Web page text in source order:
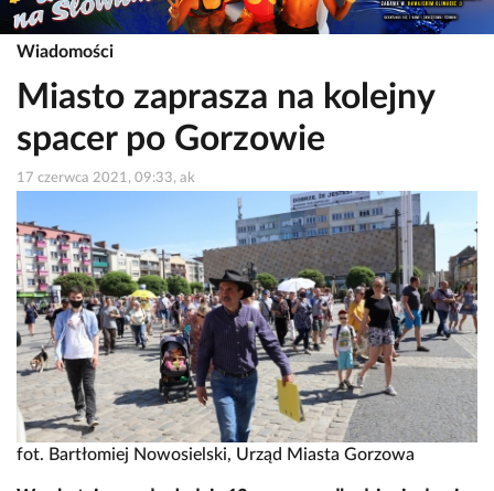
Wiadomości
Miasto zaprasza na kolejny
spacer po Gorzowie
17 czerwca 2021, 09:33, ak
fot. Bartłomiej Nowosielski, Urząd Miasta Gorzowa